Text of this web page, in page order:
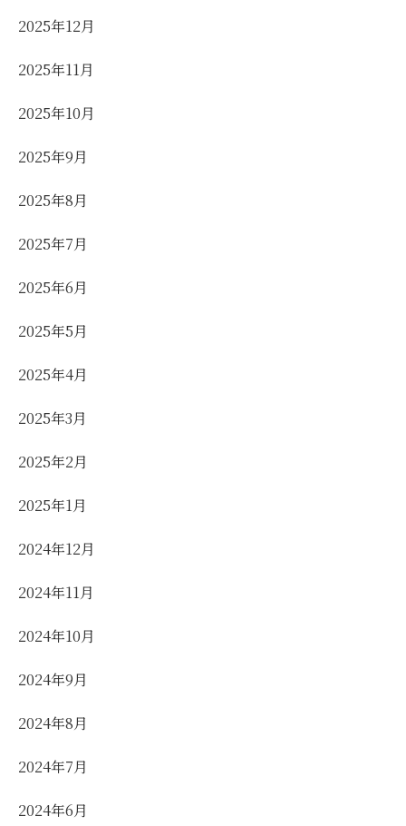
2025年12月
2025年11月
2025年10月
2025年9月
2025年8月
2025年7月
2025年6月
2025年5月
2025年4月
2025年3月
2025年2月
2025年1月
2024年12月
2024年11月
2024年10月
2024年9月
2024年8月
2024年7月
2024年6月